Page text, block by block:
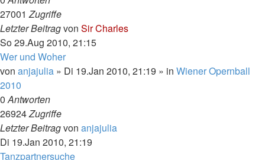
27001Zugriffe
Letzter Beitragvon Sir Charles
So 29.Aug 2010, 21:15
Wer und Woher
von anjajulia » Di 19.Jan 2010, 21:19 » in Wiener Opernball
2010
0Antworten
26924Zugriffe
Letzter Beitragvon anjajulia
Di 19.Jan 2010, 21:19
Tanzpartnersuche